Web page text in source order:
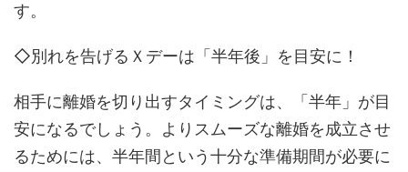
す。
◇別れを告げるＸデーは「半年後」を目安に！
相手に離婚を切り出すタイミングは、「半年」が目
安になるでしょう。よりスムーズな離婚を成立させ
るためには、半年間という十分な準備期間が必要に